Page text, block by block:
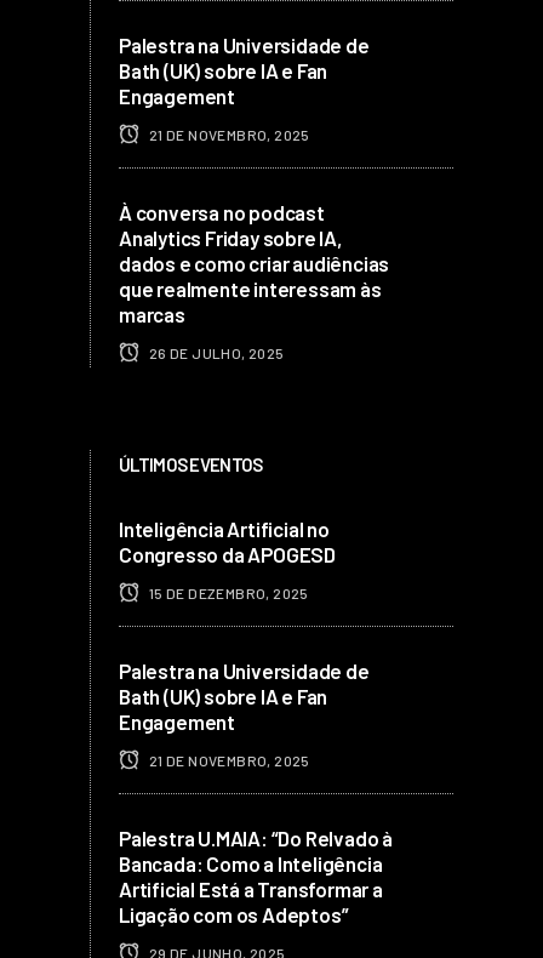
Palestra na Universidade de
Bath (UK) sobre IA e Fan
Engagement
21 DE NOVEMBRO, 2025
À conversa no podcast
Analytics Friday sobre IA,
dados e como criar audiências
que realmente interessam às
marcas
26 DE JULHO, 2025
ÚLTIMOS EVENTOS
Inteligência Artificial no
Congresso da APOGESD
15 DE DEZEMBRO, 2025
Palestra na Universidade de
Bath (UK) sobre IA e Fan
Engagement
21 DE NOVEMBRO, 2025
Palestra U.MAIA: “Do Relvado à
Bancada: Como a Inteligência
Artificial Está a Transformar a
Ligação com os Adeptos”
29 DE JUNHO, 2025